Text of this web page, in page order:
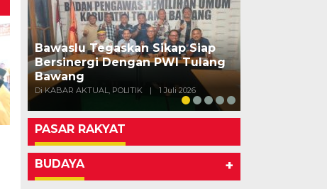
Bawaslu Tegaskan Sikap Siap
Bersinergi Dengan PWI Tulang
Bawang
Di KABAR AKTUAL, POLITIK | 1 Juli 2026
PASAR RAKYAT
BUDAYA +